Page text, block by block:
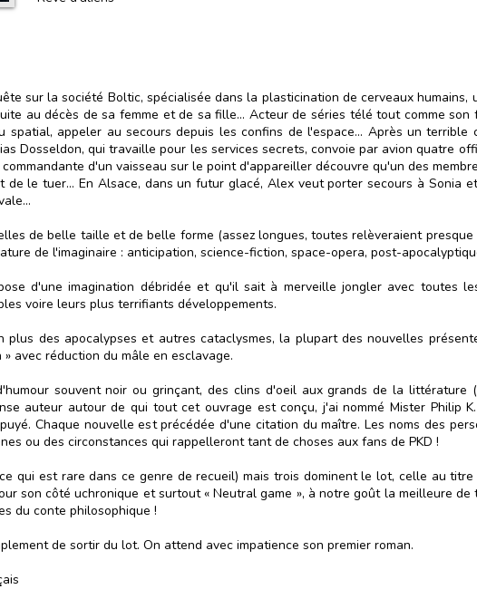
sur la société Boltic, spécialisée dans la plasticination de cerveaux
au décès de sa femme et de sa fille... Acteur de séries télé tout comme
spatial, appeler au secours depuis les confins de l'espace... Après un
Dosseldon, qui travaille pour les services secrets, convoie par avion quatre
d'un vaisseau sur le point d'appareiller découvre qu'un des
le tuer... En Alsace, dans un futur glacé, Alex veut porter secours à Sonia
de belle taille et de belle forme (assez longues, toutes relèveraient
de l'imaginaire : anticipation, science-fiction, space-opera, post-
d'une imagination débridée et qu'il sait à merveille jongler avec toutes
voire leurs plus terrifiants développements.
des apocalypses et autres cataclysmes, la plupart des nouvelles
avec réduction du mâle en esclavage.
souvent noir ou grinçant, des clins d'oeil aux grands de la littérature
auteur autour de qui tout cet ouvrage est conçu, j'ai nommé Mister Philip
Chaque nouvelle est précédée d'une citation du maître. Les noms des
ou des circonstances qui rappelleront tant de choses aux fans de PKD !
qui est rare dans ce genre de recueil) mais trois dominent le lot, celle au
son côté uchronique et surtout « Neutral game », à notre goût la meilleure
du conte philosophique !
de sortir du lot. On attend avec impatience son premier roman.